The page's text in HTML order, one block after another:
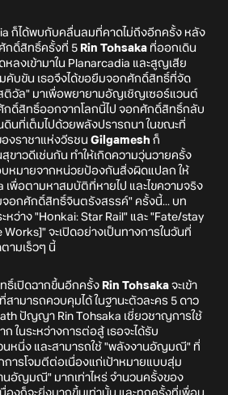
ก็ได้พบกับคลื่นลมที่คาดไม่ถึงอีกครั้ง หลัง
กดิ์สิทธิ์ครั้งที่ 5 Rin Tohsaka ที่ออกเดิน
หลงเข้ามาใน Planarcadia และสูญเสีย
คับขัน เธอจึงได้ขอยืมจอกศักดิ์สิทธิ์ที่จัด
ติวัล" มาเพื่อพยายามอัญเชิญเซอร์แวนต์
ดิ์สิทธิ์ออกจากโลกนี้ไป จอกศักดิ์สิทธิ์กลับ
นที่เต็มไปด้วยพลังปรารถนา ในขณะที่
งราชาแห่งวีรชน Gilgamesh ก็
ขาวดีเช่นกัน ทำให้เกิดความวุ่นวายครั้ง
บหมายจากหน่วยป้องกันสิ่งผิดแปลก ให้
เพื่อตามหาสมบัติที่หายไป และไขความจริง
อกศักดิ์สิทธิ์จินตรังสรรค์" ครั้งนี้... บท
ว่าง "Honkai: Star Rail" และ "Fate/stay
จะเปิดอย่างเป็นทางการในวันที่
ามเร็วๆ นี้
ธิ์เปิดฉากขึ้นอีกครั้ง Rin Tohsaka จะเข้า
สามารถควบคุมได้ ในฐานะตัวละคร 5 ดาว
ปัญญา Rin Tohsaka เชี่ยวชาญการใช้
นระหว่างการต่อสู้ เธอจะได้รับ
หนึ่ง และสามารถใช้ "พลังงานอัญมณี" ที่
การโจมตีต่อเนื่องแก่เป้าหมายแบบสุ่ม
นอัญมณี" มากเท่าไหร่ จำนวนครั้งของ